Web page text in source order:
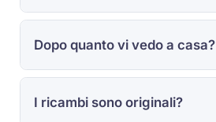
Dopo quanto vi vedo a casa?
I ricambi sono originali?